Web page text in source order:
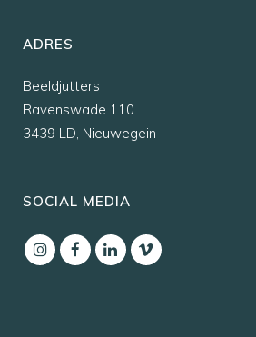
ADRES
Beeldjutters
Ravenswade 110
3439 LD, Nieuwegein
SOCIAL MEDIA